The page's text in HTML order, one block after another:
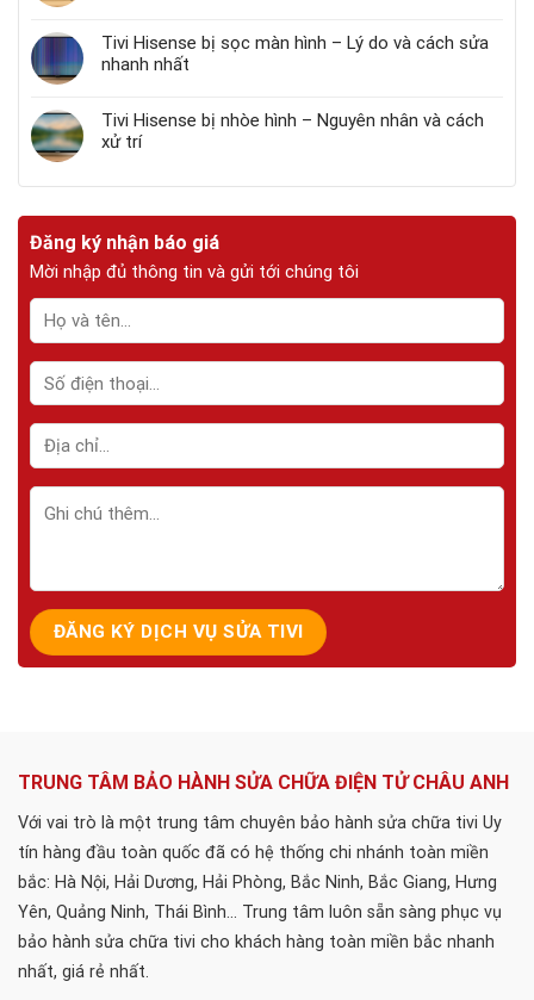
Tivi Hisense bị sọc màn hình – Lý do và cách sửa
nhanh nhất
Tivi Hisense bị nhòe hình – Nguyên nhân và cách
xử trí
Đăng ký nhận báo giá
Mời nhập đủ thông tin và gửi tới chúng tôi
TRUNG TÂM BẢO HÀNH SỬA CHỮA ĐIỆN TỬ CHÂU ANH
Với vai trò là một trung tâm chuyên bảo hành sửa chữa tivi Uy
tín hàng đầu toàn quốc đã có hệ thống chi nhánh toàn miền
bắc: Hà Nội, Hải Dương, Hải Phòng, Bắc Ninh, Bắc Giang, Hưng
Yên, Quảng Ninh, Thái Bình... Trung tâm luôn sẵn sàng phục vụ
bảo hành sửa chữa tivi cho khách hàng toàn miền bắc nhanh
nhất, giá rẻ nhất.